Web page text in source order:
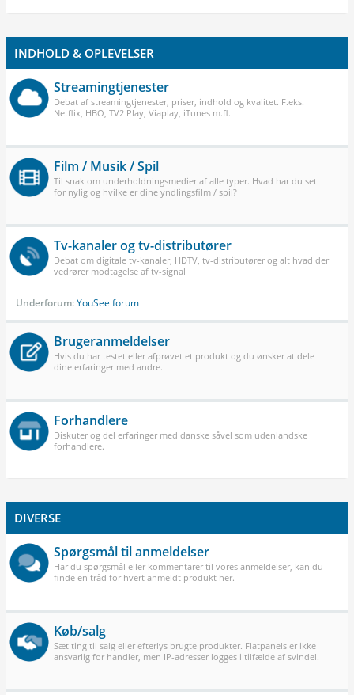
INDHOLD & OPLEVELSER
Streamingtjenester
Debat af streamingtjenester, priser, indhold og kvalitet. F.eks.
Netflix, HBO, TV2 Play, Viaplay, iTunes m.fl.
Film / Musik / Spil
Til snak om underholdningsmedier af alle typer. Hvad har du set
for nylig og hvilke er dine yndlingsfilm / spil?
Tv-kanaler og tv-distributører
Debat om digitale tv-kanaler, HDTV, tv-distributører og alt hvad der
vedrører modtagelse af tv-signal
Underforum:YouSee forum
Brugeranmeldelser
Hvis du har testet eller afprøvet et produkt og du ønsker at dele
dine erfaringer med andre.
Forhandlere
Diskuter og del erfaringer med danske såvel som udenlandske
forhandlere.
DIVERSE
Spørgsmål til anmeldelser
Har du spørgsmål eller kommentarer til vores anmeldelser, kan du
finde en tråd for hvert anmeldt produkt her.
Køb/salg
Sæt ting til salg eller efterlys brugte produkter. Flatpanels er ikke
ansvarlig for handler, men IP-adresser logges i tilfælde af svindel.